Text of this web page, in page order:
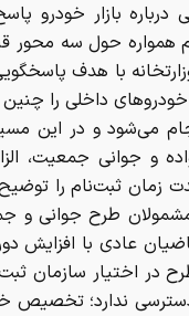
درباره بازار خودرو
همواره حول سه محور
با هدف
خودروهای داخلی را
می‌شود و در این
و جوانی جمعیت،
زمان ثبت‌نام را
طرح جوانی
عادی با افزایش
در اختیار سازمان
ندارد؛ تخصیص